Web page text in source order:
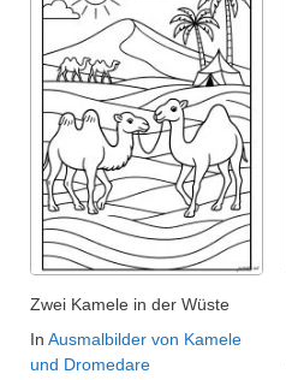
Zwei Kamele in der Wüste
In Ausmalbilder von Kamele
und Dromedare